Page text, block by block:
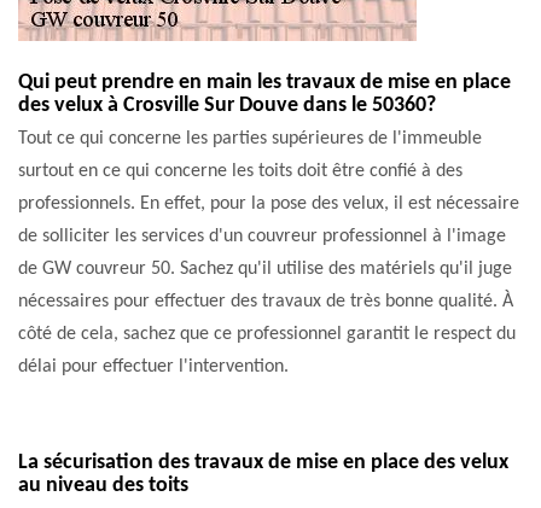
Qui peut prendre en main les travaux de mise en place
des velux à Crosville Sur Douve dans le 50360?
Tout ce qui concerne les parties supérieures de l'immeuble
surtout en ce qui concerne les toits doit être confié à des
professionnels. En effet, pour la pose des velux, il est nécessaire
de solliciter les services d'un couvreur professionnel à l'image
de GW couvreur 50. Sachez qu'il utilise des matériels qu'il juge
nécessaires pour effectuer des travaux de très bonne qualité. À
côté de cela, sachez que ce professionnel garantit le respect du
délai pour effectuer l'intervention.
La sécurisation des travaux de mise en place des velux
au niveau des toits